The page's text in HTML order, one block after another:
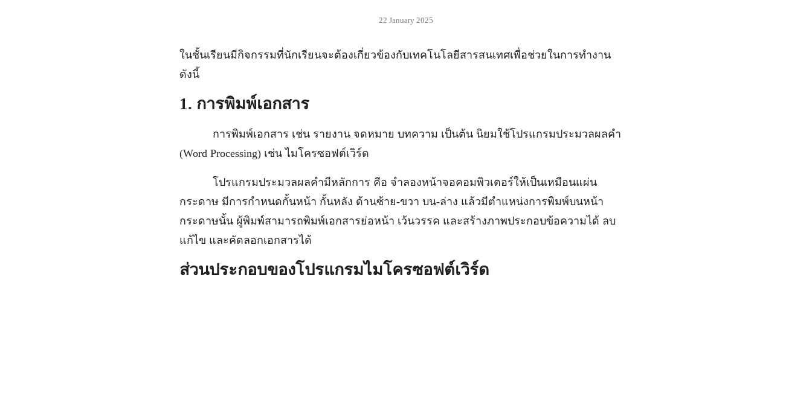
22 January 2025
ในชั้นเรียนมีกิจกรรมที่นักเรียนจะต้องเกี่ยวข้องกับเทคโนโลยีสารสนเทศเพื่อช่วยในการทำงาน
ดังนี้
1. การพิมพ์เอกสาร
การพิมพ์เอกสาร เช่น รายงาน จดหมาย บทความ เป็นต้น นิยมใช้โปรแกรมประมวลผลคำ
(Word Processing) เช่น ไมโครซอฟต์เวิร์ด
โปรแกรมประมวลผลคำมีหลักการ คือ จำลองหน้าจอคอมพิวเตอร์ให้เป็นเหมือนแผ่น
กระดาษ มีการกำหนดกั้นหน้า กั้นหลัง ด้านซ้าย-ขวา บน-ล่าง แล้วมีตำแหน่งการพิมพ์บนหน้า
กระดาษนั้น ผู้พิมพ์สามารถพิมพ์เอกสารย่อหน้า เว้นวรรค และสร้างภาพประกอบข้อความได้ ลบ
แก้ไข และคัดลอกเอกสารได้
ส่วนประกอบของโปรแกรมไมโครซอฟต์เวิร์ด